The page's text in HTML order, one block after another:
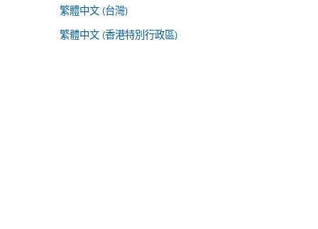
繁體中文 (台灣)
繁體中文 (香港特別行政區)